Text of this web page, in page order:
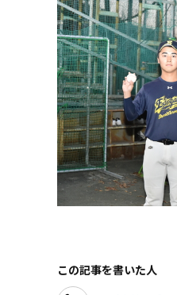
この記事を書いた人